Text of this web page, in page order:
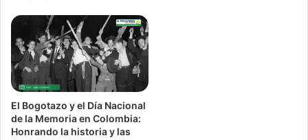
El Bogotazo y el Día Nacional
de la Memoria en Colombia:
Honrando la historia y las